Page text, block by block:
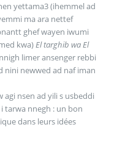
yettama3 (ihemmel ad
ma ara nettef
ghef wayen iwumi
kwa)El targhib wa El
limer ansenger rebbi
nini newwed ad naf iman
agi nsen ad yili s usbeddi
tarwa nnegh : un bon
dans leurs idées